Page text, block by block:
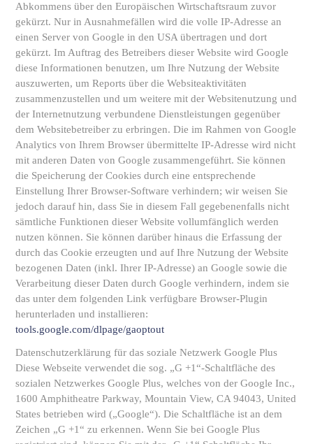
Abkommens über den Europäischen Wirtschaftsraum zuvor
gekürzt. Nur in Ausnahmefällen wird die volle IP-Adresse an
einen Server von Google in den USA übertragen und dort
gekürzt. Im Auftrag des Betreibers dieser Website wird Google
diese Informationen benutzen, um Ihre Nutzung der Website
auszuwerten, um Reports über die Websiteaktivitäten
zusammenzustellen und um weitere mit der Websitenutzung und
der Internetnutzung verbundene Dienstleistungen gegenüber
dem Websitebetreiber zu erbringen. Die im Rahmen von Google
Analytics von Ihrem Browser übermittelte IP-Adresse wird nicht
mit anderen Daten von Google zusammengeführt. Sie können
die Speicherung der Cookies durch eine entsprechende
Einstellung Ihrer Browser-Software verhindern; wir weisen Sie
jedoch darauf hin, dass Sie in diesem Fall gegebenenfalls nicht
sämtliche Funktionen dieser Website vollumfänglich werden
nutzen können. Sie können darüber hinaus die Erfassung der
durch das Cookie erzeugten und auf Ihre Nutzung der Website
bezogenen Daten (inkl. Ihrer IP-Adresse) an Google sowie die
Verarbeitung dieser Daten durch Google verhindern, indem sie
das unter dem folgenden Link verfügbare Browser-Plugin
herunterladen und installieren:
tools.google.com/dlpage/gaoptout
Datenschutzerklärung für das soziale Netzwerk Google Plus
Diese Webseite verwendet die sog. „G +1“-Schaltfläche des
sozialen Netzwerkes Google Plus, welches von der Google Inc.,
1600 Amphitheatre Parkway, Mountain View, CA 94043, United
States betrieben wird („Google“). Die Schaltfläche ist an dem
Zeichen „G +1“ zu erkennen. Wenn Sie bei Google Plus